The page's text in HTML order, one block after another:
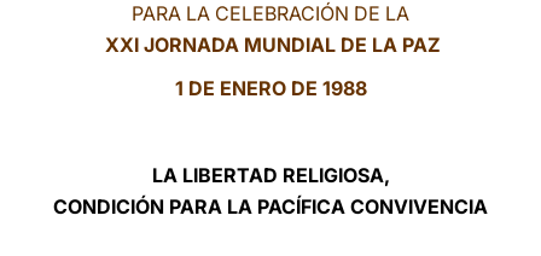
LATINE
PARA LA CELEBRACIÓN DE LA
XXI JORNADA MUNDIAL DE LA PAZ
1 DE ENERO DE 1988
LA LIBERTAD RELIGIOSA,
CONDICIÓN PARA LA PACÍFICA CONVIVENCIA